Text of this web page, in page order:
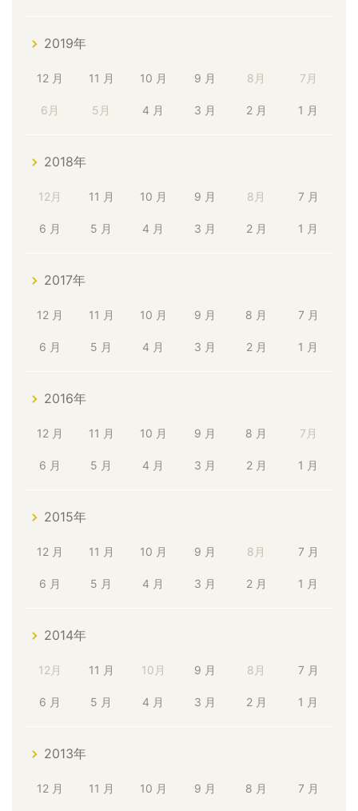
2019年
12 月 11 月 10 月 9 月 8月 7月
6月 5月 4 月 3 月 2 月 1 月
2018年
12月 11 月 10 月 9 月 8月 7 月
6 月 5 月 4 月 3 月 2 月 1 月
2017年
12 月 11 月 10 月 9 月 8 月 7 月
6 月 5 月 4 月 3 月 2 月 1 月
2016年
12 月 11 月 10 月 9 月 8 月 7月
6 月 5 月 4 月 3 月 2 月 1 月
2015年
12 月 11 月 10 月 9 月 8月 7 月
6 月 5 月 4 月 3 月 2 月 1 月
2014年
12月 11 月 10月 9 月 8月 7 月
6 月 5 月 4 月 3 月 2 月 1 月
2013年
12 月 11 月 10 月 9 月 8 月 7 月